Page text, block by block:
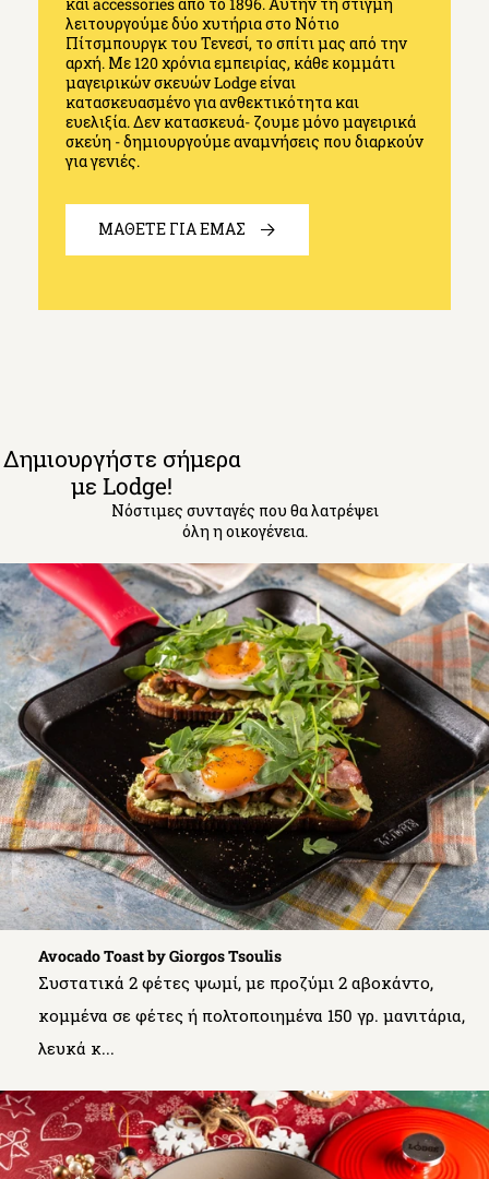
λειτουργούμε δύο χυτήρια στο Νότιο
Πίτσμπουργκ του Τενεσί, το σπίτι μας από την
αρχή. Με 120 χρόνια εμπειρίας, κάθε κομμάτι
μαγειρικών σκευών Lodge είναι
κατασκευασμένο για ανθεκτικότητα και
ευελιξία. Δεν κατασκευά- ζουμε μόνο μαγειρικά
σκεύη - δημιουργούμε αναμνήσεις που διαρκούν
για γενιές.
ΜΑΘΕΤΕ ΓΙΑ ΕΜΑΣ
Δημιουργήστε σήμερα
με Lodge!
Νόστιμες συνταγές που θα λατρέψει
όλη η οικογένεια.
Avocado Toast by Giorgos Tsoulis
Συστατικά 2 φέτες ψωμί, με προζύμι 2 αβοκάντο,
κομμένα σε φέτες ή πολτοποιημένα 150 γρ. μανιτάρια,
λευκά κ...